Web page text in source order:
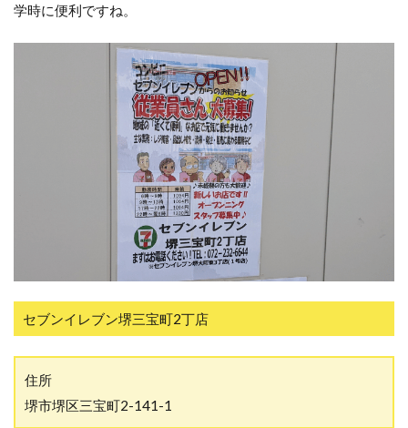
学時に便利ですね。
セブンイレブン堺三宝町2丁店
住所
堺市堺区三宝町2-141-1